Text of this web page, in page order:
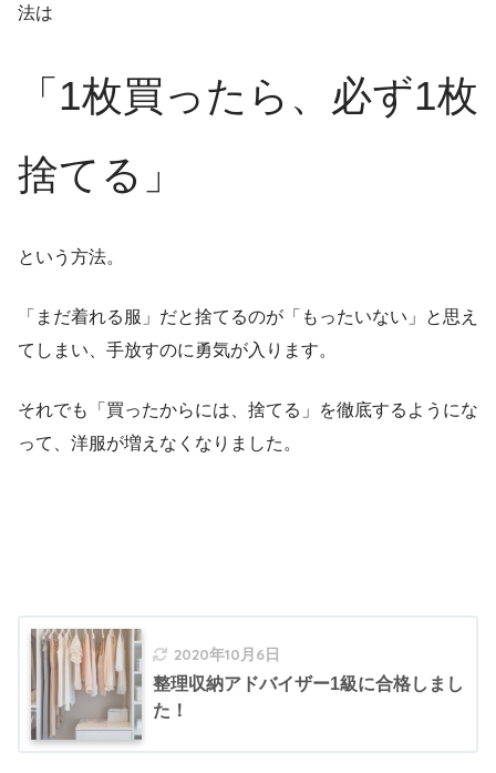
法は
「1枚買ったら、必ず1枚
捨てる」
という方法。
「まだ着れる服」だと捨てるのが「もったいない」と思え
てしまい、手放すのに勇気が入ります。
それでも「買ったからには、捨てる」を徹底するようにな
って、洋服が増えなくなりました。
2020年10月6日
整理収納アドバイザー1級に合格しまし
た！